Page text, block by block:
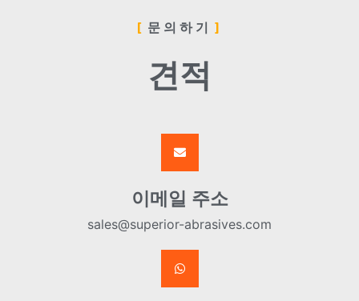
문의하기
견적
이메일 주소
sales@superior-abrasives.com